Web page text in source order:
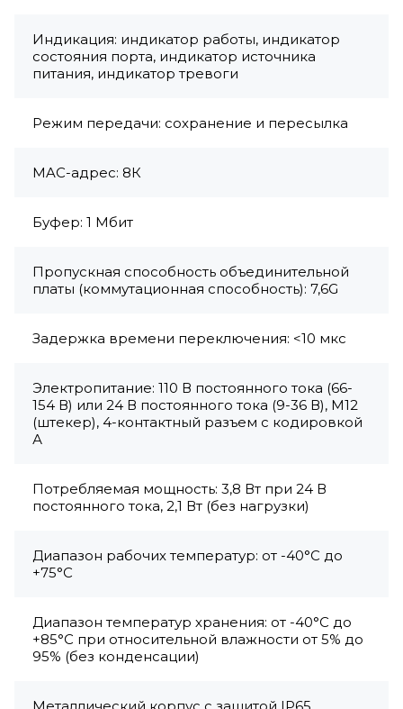
Индикация: индикатор работы, индикатор
состояния порта, индикатор источника
питания, индикатор тревоги
Режим передачи: сохранение и пересылка
MAC-адрес: 8К
Буфер: 1 Мбит
Пропускная способность объединительной
платы (коммутационная способность): 7,6G
Задержка времени переключения: <10 мкс
Электропитание: 110 В постоянного тока (66-
154 В) или 24 В постоянного тока (9-36 В), M12
(штекер), 4-контактный разъем с кодировкой
А
Потребляемая мощность: 3,8 Вт при 24 В
постоянного тока, 2,1 Вт (без нагрузки)
Диапазон рабочих температур: от -40°С до
+75°С
Диапазон температур хранения: от -40°С до
+85°С при относительной влажности от 5% до
95% (без конденсации)